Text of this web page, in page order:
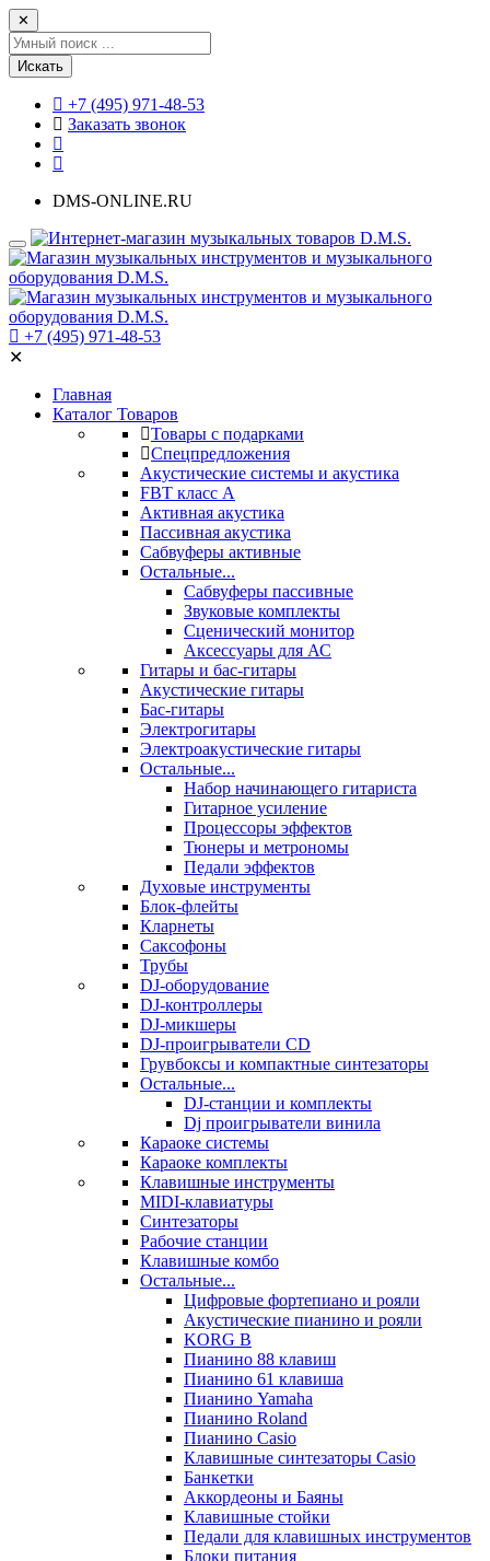
✕
Искать
+7 (495) 971-48-53
Заказать звонок
DMS-ONLINE.RU
+7 (495) 971-48-53
✕
Главная
Каталог Товаров
Товары с подарками
Спецпредложения
Акустические системы и акустика
FBT класс А
Активная акустика
Пассивная акустика
Сабвуферы активные
Остальные...
Сабвуферы пассивные
Звуковые комплекты
Сценический монитор
Аксессуары для АС
Гитары и бас-гитары
Акустические гитары
Бас-гитары
Электрогитары
Электроакустические гитары
Остальные...
Набор начинающего гитариста
Гитарное усиление
Процессоры эффектов
Тюнеры и метрономы
Педали эффектов
Духовые инструменты
Блок-флейты
Кларнеты
Саксофоны
Трубы
DJ-оборудование
DJ-контроллеры
DJ-микшеры
DJ-проигрыватели CD
Грувбоксы и компактные синтезаторы
Остальные...
DJ-станции и комплекты
Dj проигрыватели винила
Караоке системы
Караоке комплекты
Клавишные инструменты
MIDI-клавиатуры
Синтезаторы
Рабочие станции
Клавишные комбо
Остальные...
Цифровые фортепиано и рояли
Акустические пианино и рояли
KORG B
Пианино 88 клавиш
Пианино 61 клавиша
Пианино Yamaha
Пианино Roland
Пианино Casio
Клавишные синтезаторы Casio
Банкетки
Аккордеоны и Баяны
Клавишные стойки
Педали для клавишных инструментов
Блоки питания